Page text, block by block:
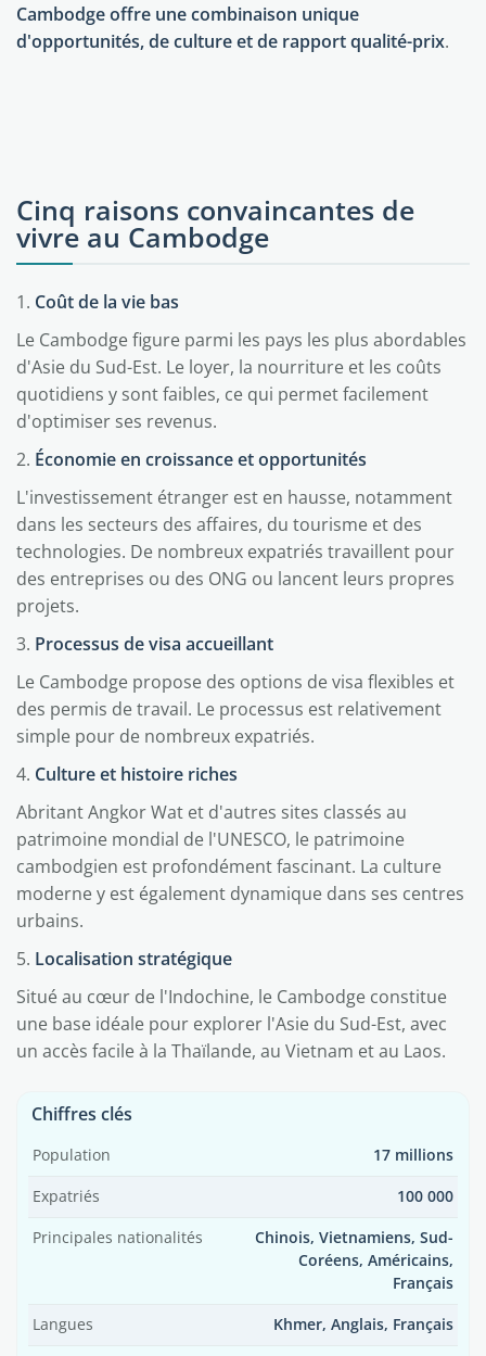
Cambodge offre une combinaison unique
d'opportunités, de culture et de rapport qualité-prix.
Cinq raisons convaincantes de
vivre au Cambodge
1. Coût de la vie bas
Le Cambodge figure parmi les pays les plus abordables
d'Asie du Sud-Est. Le loyer, la nourriture et les coûts
quotidiens y sont faibles, ce qui permet facilement
d'optimiser ses revenus.
2. Économie en croissance et opportunités
L'investissement étranger est en hausse, notamment
dans les secteurs des affaires, du tourisme et des
technologies. De nombreux expatriés travaillent pour
des entreprises ou des ONG ou lancent leurs propres
projets.
3. Processus de visa accueillant
Le Cambodge propose des options de visa flexibles et
des permis de travail. Le processus est relativement
simple pour de nombreux expatriés.
4. Culture et histoire riches
Abritant Angkor Wat et d'autres sites classés au
patrimoine mondial de l'UNESCO, le patrimoine
cambodgien est profondément fascinant. La culture
moderne y est également dynamique dans ses centres
urbains.
5. Localisation stratégique
Situé au cœur de l'Indochine, le Cambodge constitue
une base idéale pour explorer l'Asie du Sud-Est, avec
un accès facile à la Thaïlande, au Vietnam et au Laos.
Chiffres clés
Population 17 millions
Expatriés 100 000
Principales nationalités
Chinois, Vietnamiens, Sud-
Coréens, Américains,
Français
Langues Khmer, Anglais, Français